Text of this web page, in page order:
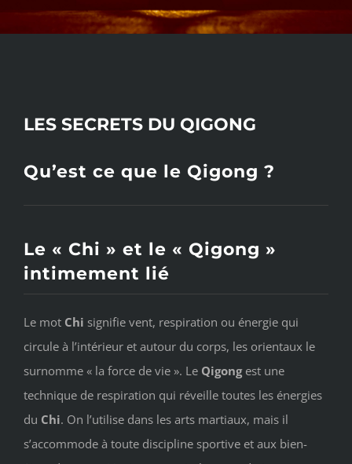
LES SECRETS DU QIGONG
Qu’est ce que le Qigong ?
Le « Chi » et le « Qigong »
intimement lié
Le mot Chi signifie vent, respiration ou énergie qui
circule à l’intérieur et autour du corps, les orientaux le
surnomme « la force de vie ». Le Qigong est une
technique de respiration qui réveille toutes les énergies
du Chi. On l’utilise dans les arts martiaux, mais il
s’accommode à toute discipline sportive et aux bien-